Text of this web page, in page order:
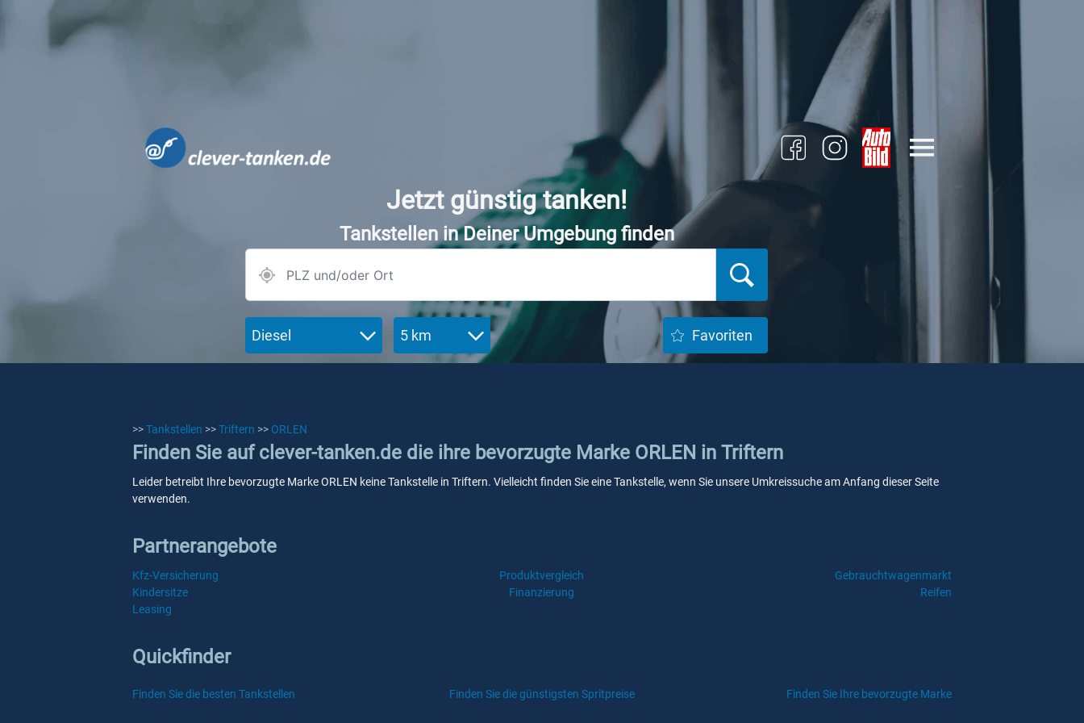
Jetzt günstig tanken!
Tankstellen in Deiner Umgebung finden
Diesel 5 km Favoriten
>>Tankstellen >>Triftern >> ORLEN
Finden Sie auf clever-tanken.de die ihre bevorzugte Marke ORLEN in Triftern
Leider betreibt Ihre bevorzugte Marke ORLEN keine Tankstelle in Triftern. Vielleicht finden Sie eine Tankstelle, wenn Sie unsere Umkreissuche am Anfang dieser Seite
verwenden.
Partnerangebote
Kfz-Versicherung Produktvergleich
Gebrauchtwagenmarkt
Kindersitze
Finanzierung
Reifen
Leasing
Quickfinder
Finden Sie die besten Tankstellen Finden Sie die günstigsten Spritpreise Finden Sie Ihre bevorzugte Marke